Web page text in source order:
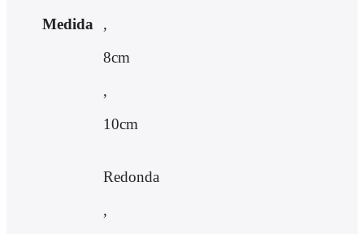
Medida
,
8cm
,
10cm
Redonda
,